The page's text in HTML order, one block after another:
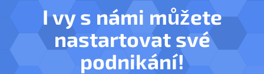
I vy s námi můžete
nastartovat své
podnikání!